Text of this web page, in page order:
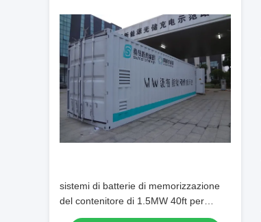
sistemi di batterie di memorizzazione
del contenitore di 1.5MW 40ft per
immagazzinamento dell'energia Sation,